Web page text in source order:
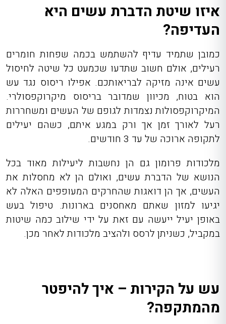
איזו שיטת הדברת עשים היא
העדיפה?
כמובן שתמיד עדיף להשתמש בכמה שפחות חומרים
רעילים, אולם חשוב שתדעו שכמעט כל שיטה לחיסול
עשים אינה מזיקה לבריאותכם. אפילו ריסוס נגד עש
הוא בטוח, מכיוון שמדובר בריסוס מיקרוקפסולרי.
המיקרוקפסולות נצמדות לגופם של העשים ומשחררות
רעל לאורך זמן אך ורק במגע איתם, כשהם יעילים
לתקופה ארוכה של עד 3 חודשים.
מלכודות פרומון גם הן נחשבות ליעילות מאוד בכל
הנושא של הדברת עשים, ואולם הן לא מחסלות את
העשים, אך הן דואגות שהחרקים המעופפים האלה לא
יגיעו למזון שאתם מאחסנים בארונות. טיפול בעש
באופן יעיל ייעשה עם זאת על ידי שילוב כמה שיטות
במקביל, כשניתן לרסס ולהציב מלכודות לאחר מכן.
עש על הקירות – איך להיפטר
מהמתקפה?